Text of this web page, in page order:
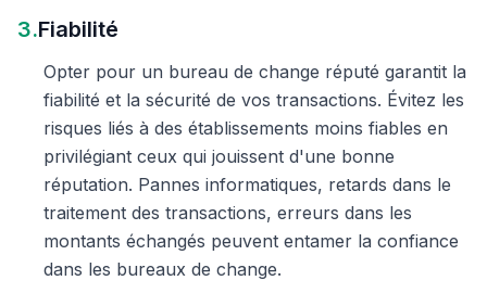
3.Fiabilité
Opter pour un bureau de change réputé garantit la
fiabilité et la sécurité de vos transactions. Évitez les
risques liés à des établissements moins fiables en
privilégiant ceux qui jouissent d'une bonne
réputation. Pannes informatiques, retards dans le
traitement des transactions, erreurs dans les
montants échangés peuvent entamer la confiance
dans les bureaux de change.